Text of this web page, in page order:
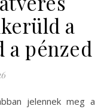
a
a pénzed